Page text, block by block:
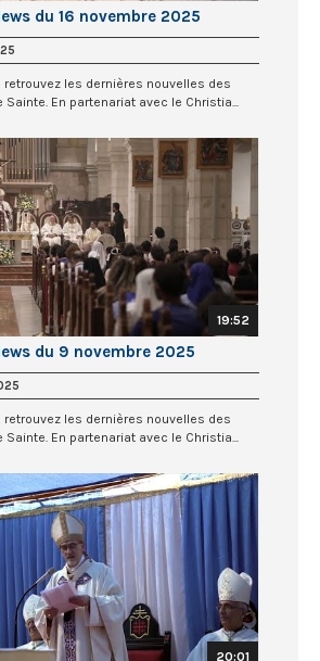
du 16 novembre 2025
retrouvez les dernières nouvelles des
Sainte. En partenariat avec le Christia...
19:52
du 9 novembre 2025
retrouvez les dernières nouvelles des
Sainte. En partenariat avec le Christia...
20:01